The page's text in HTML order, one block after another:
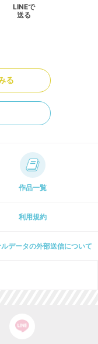
LINEで
送る
る
作品一覧
利用規約
データの外部送信について